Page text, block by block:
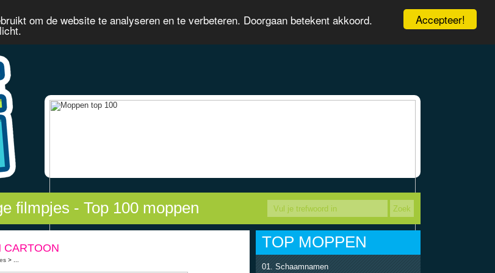
Accepteer!
om de website te analyseren en te verbeteren. Doorgaan betekent akkoord.
filmpjes - Top 100 moppen
CARTOON
> ...
TOP MOPPEN
Schaamnamen